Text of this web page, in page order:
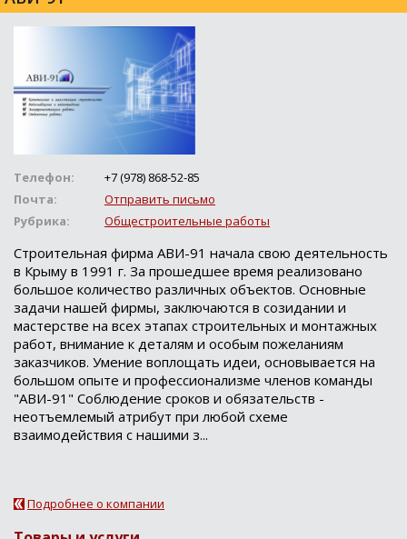
Телефон:
+7 (978) 868-52-85
Почта:
Отправить письмо
Рубрика:
Общестроительные работы
Строительная фирма АВИ-91 начала свою деятельность
в Крыму в 1991 г. За прошедшее время реализовано
большое количество различных объектов. Основные
задачи нашей фирмы, заключаются в созидании и
мастерстве на всех этапах строительных и монтажных
работ, внимание к деталям и особым пожеланиям
заказчиков. Умение воплощать идеи, основывается на
большом опыте и профессионализме членов команды
"АВИ-91" Соблюдение сроков и обязательств -
неотъемлемый атрибут при любой схеме
взаимодействия с нашими з...
Подробнее о компании